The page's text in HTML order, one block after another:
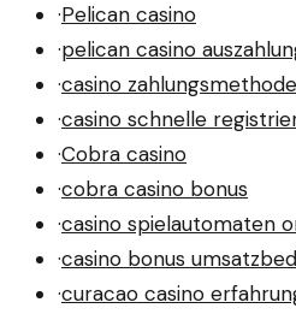
·Pelican casino
·pelican casino
·casino
·casino schnelle
·Cobra casino
·cobra casino bonus
·casino spielautomaten
·casino bonus
·curacao casino